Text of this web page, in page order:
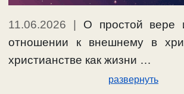
11.06.2026
О простой вере
отношении к внешнему в
христианстве как жизни …
развернуть